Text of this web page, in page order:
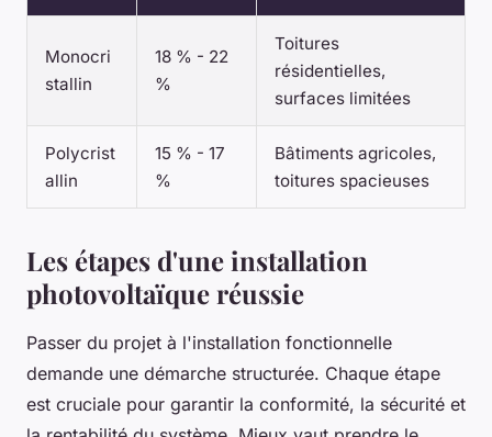
Monocri
stallin
18 % - 22
%
Toitures
résidentielles,
surfaces limitées
Polycrist
allin
15 % - 17
%
Bâtiments agricoles,
toitures spacieuses
Les étapes d'une installation
photovoltaïque réussie
Passer du projet à l'installation fonctionnelle
demande une démarche structurée. Chaque étape
est cruciale pour garantir la conformité, la sécurité et